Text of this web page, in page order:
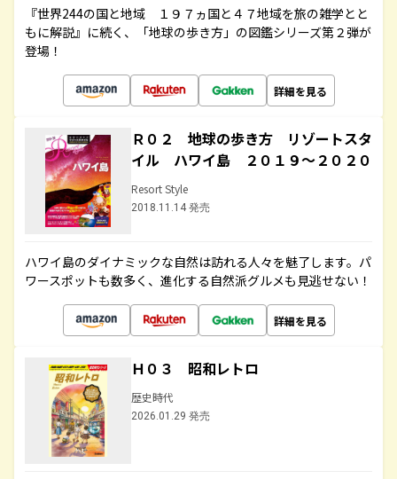
『世界244の国と地域 １９７ヵ国と４７地域を旅の雑学とと
もに解説』に続く、「地球の歩き方」の図鑑シリーズ第２弾が
登場！
詳細を見る
Ｒ０２ 地球の歩き方 リゾートスタ
イル ハワイ島 ２０１９～２０２０
Resort Style
2018.11.14 発売
ハワイ島のダイナミックな自然は訪れる人々を魅了します。パ
ワースポットも数多く、進化する自然派グルメも見逃せない！
詳細を見る
Ｈ０３ 昭和レトロ
歴史時代
2026.01.29 発売